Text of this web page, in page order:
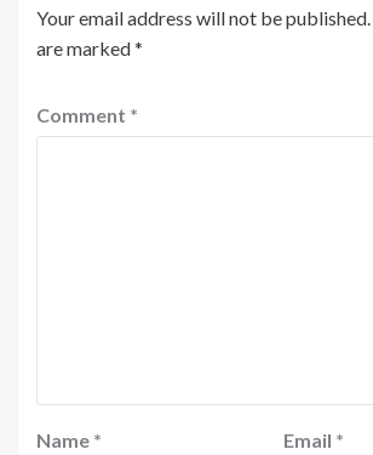
Your email address will not be published.
are marked*
Comment *
Name * Email *